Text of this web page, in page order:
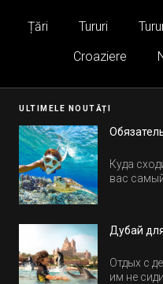
Țări Tururi
Croaziere
ULTIMELE NOUTĂȚI
Куда
вас
Дубай
Отдых с
им не